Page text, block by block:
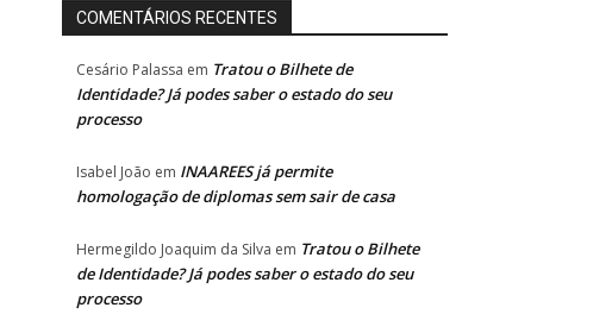
COMENTÁRIOS RECENTES
Cesário Palassa em Tratou o Bilhete de
Identidade? Já podes saber o estado do seu
processo
Isabel João em INAAREES já permite
homologação de diplomas sem sair de casa
Hermegildo Joaquim da Silva em Tratou o Bilhete
de Identidade? Já podes saber o estado do seu
processo